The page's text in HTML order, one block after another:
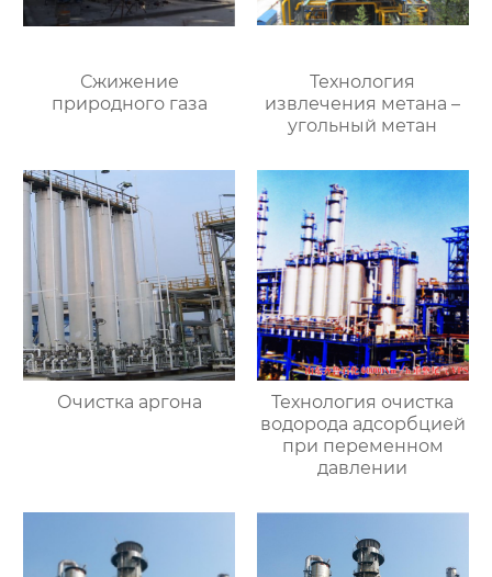
Сжижение
природного газа
Технология
извлечения метана –
угольный метан
Очистка аргона
Технология очистка
водорода адсорбцией
при переменном
давлении